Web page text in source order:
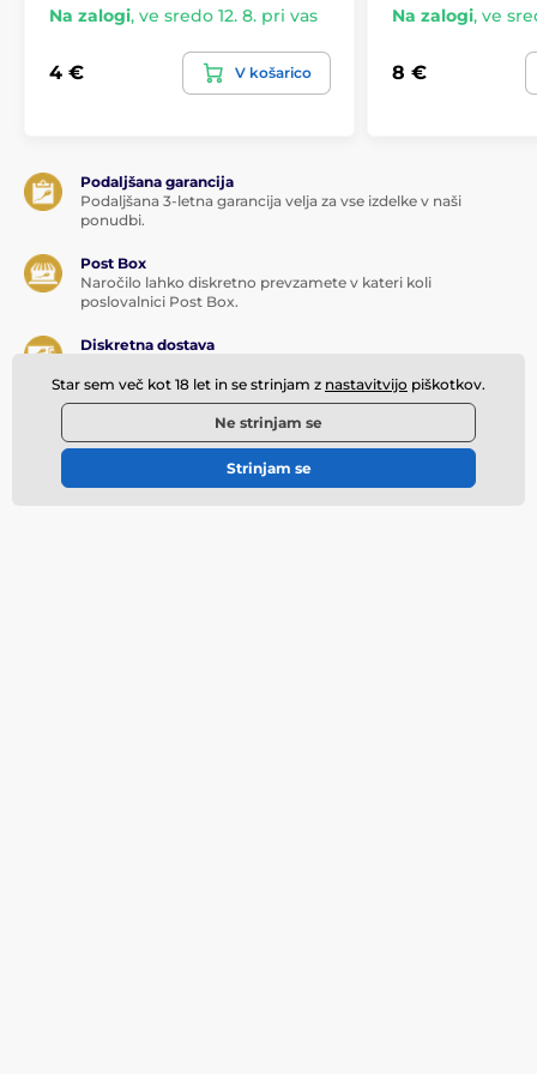
Izdelek je uvrščen v kategorijah
Kondomi My Size
Na zalogi, ve sredo 12. 8. pri vas
4 € V košarico
Na zalogi, ve
8 €
Podaljšana garancija
Podaljšana 3-letna garancija velja za vse izdelke v naši
ponudbi.
Post Box
Naročilo lahko diskretno prevzamete v kateri koli
poslovalnici Post Box.
Diskretna dostava
je v njem. Pošiljatelj je naveden kot FOTION, s.r.o.
Na trgu smo že več kot 15 let. Več kot 50 tisoč zadovoljnih
strank letno je zagotovilo za zanesljivo dobavo.
Star sem več kot 18 let in se strinjam z nastavitvijo piškotkov.
Ne strinjam se
Strinjam se